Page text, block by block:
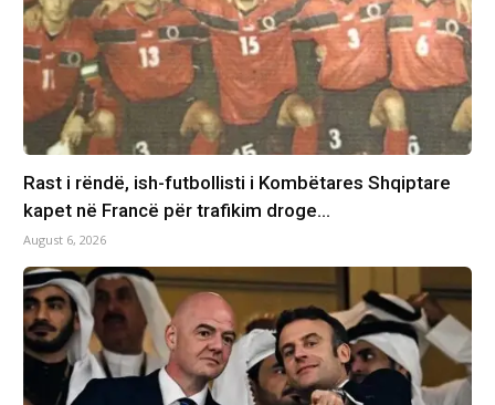
Rast i rëndë, ish-futbollisti i Kombëtares Shqiptare
kapet në Francë për trafikim droge…
August 6, 2026